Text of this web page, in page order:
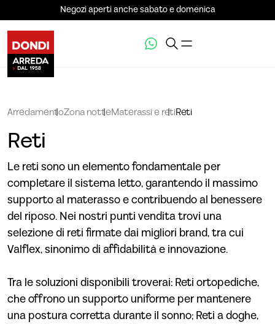
Negozi aperti anche sabato e domenica
ArredamentoZona notteMaterassi e retiReti
Reti
Le reti sono un elemento fondamentale per
completare il sistema letto, garantendo il massimo
supporto al materasso e contribuendo al benessere
del riposo. Nei nostri punti vendita trovi una
selezione di reti firmate dai migliori brand, tra cui
Valflex, sinonimo di affidabilità e innovazione.
Tra le soluzioni disponibili troverai: Reti ortopediche,
che offrono un supporto uniforme per mantenere
una postura corretta durante il sonno; Reti a doghe,